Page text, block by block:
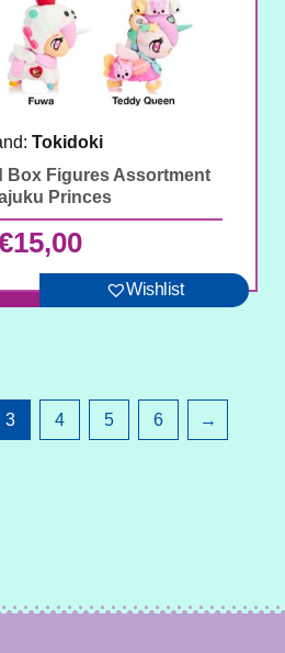
Tokidoki
Box Figures Assortment
Princes
15,00
Wishlist
3 4 5 6 →